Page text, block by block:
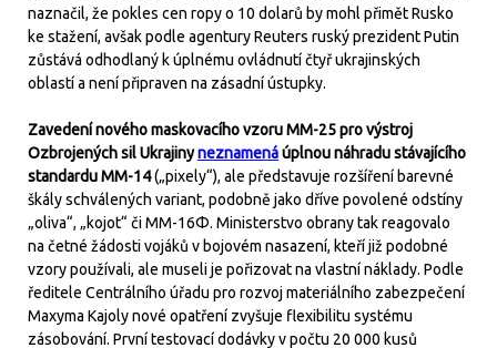
naznačil, že pokles cen ropy o 10 dolarů by mohl přimět Rusko
ke stažení, avšak podle agentury Reuters ruský prezident Putin
zůstává odhodlaný k úplnému ovládnutí čtyř ukrajinských
oblastí a není připraven na zásadní ústupky.
Zavedení nového maskovacího vzoru MМ-25 pro výstroj
Ozbrojených sil Ukrajinyneznamenáúplnou náhradu stávajícího
standardu MМ-14(„pixely“), ale představuje rozšíření barevné
škály schválených variant, podobně jako dříve povolené odstíny
„oliva“, „kojot“ či MМ-16Ф. Ministerstvo obrany tak reagovalo
na četné žádosti vojáků v bojovém nasazení, kteří již podobné
vzory používali, ale museli je pořizovat na vlastní náklady. Podle
ředitele Centrálního úřadu pro rozvoj materiálního zabezpečení
Maxyma Kajoly nové opatření zvyšuje flexibilitu systému
zásobování. První testovací dodávky v počtu 20 000 kusů